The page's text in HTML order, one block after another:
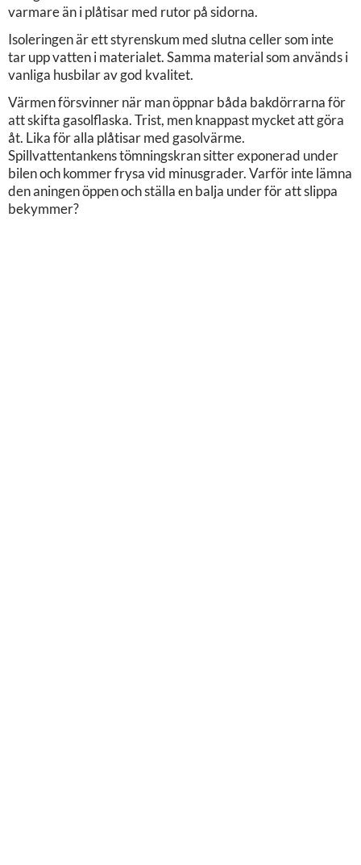
varmare än i plåtisar med rutor på sidorna.
Isoleringen är ett styrenskum med slutna celler som inte
tar upp vatten i materialet. Samma material som används i
vanliga husbilar av god kvalitet.
Värmen försvinner när man öppnar båda bakdörrarna för
att skifta gasolflaska. Trist, men knappast mycket att göra
åt. Lika för alla plåtisar med gasolvärme.
Spillvattentankens tömningskran sitter exponerad under
bilen och kommer frysa vid minusgrader. Varför inte lämna
den aningen öppen och ställa en balja under för att slippa
bekymmer?